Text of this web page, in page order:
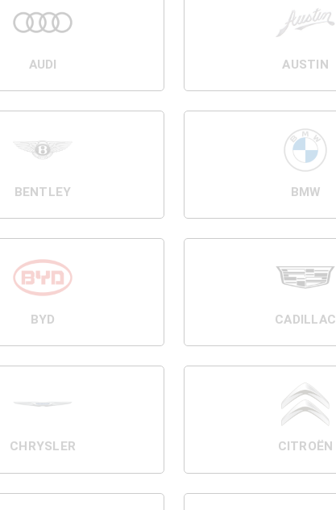
AUDI AUSTIN
BENTLEY BMW
BYD CADILLAC
CHRYSLER CITROËN